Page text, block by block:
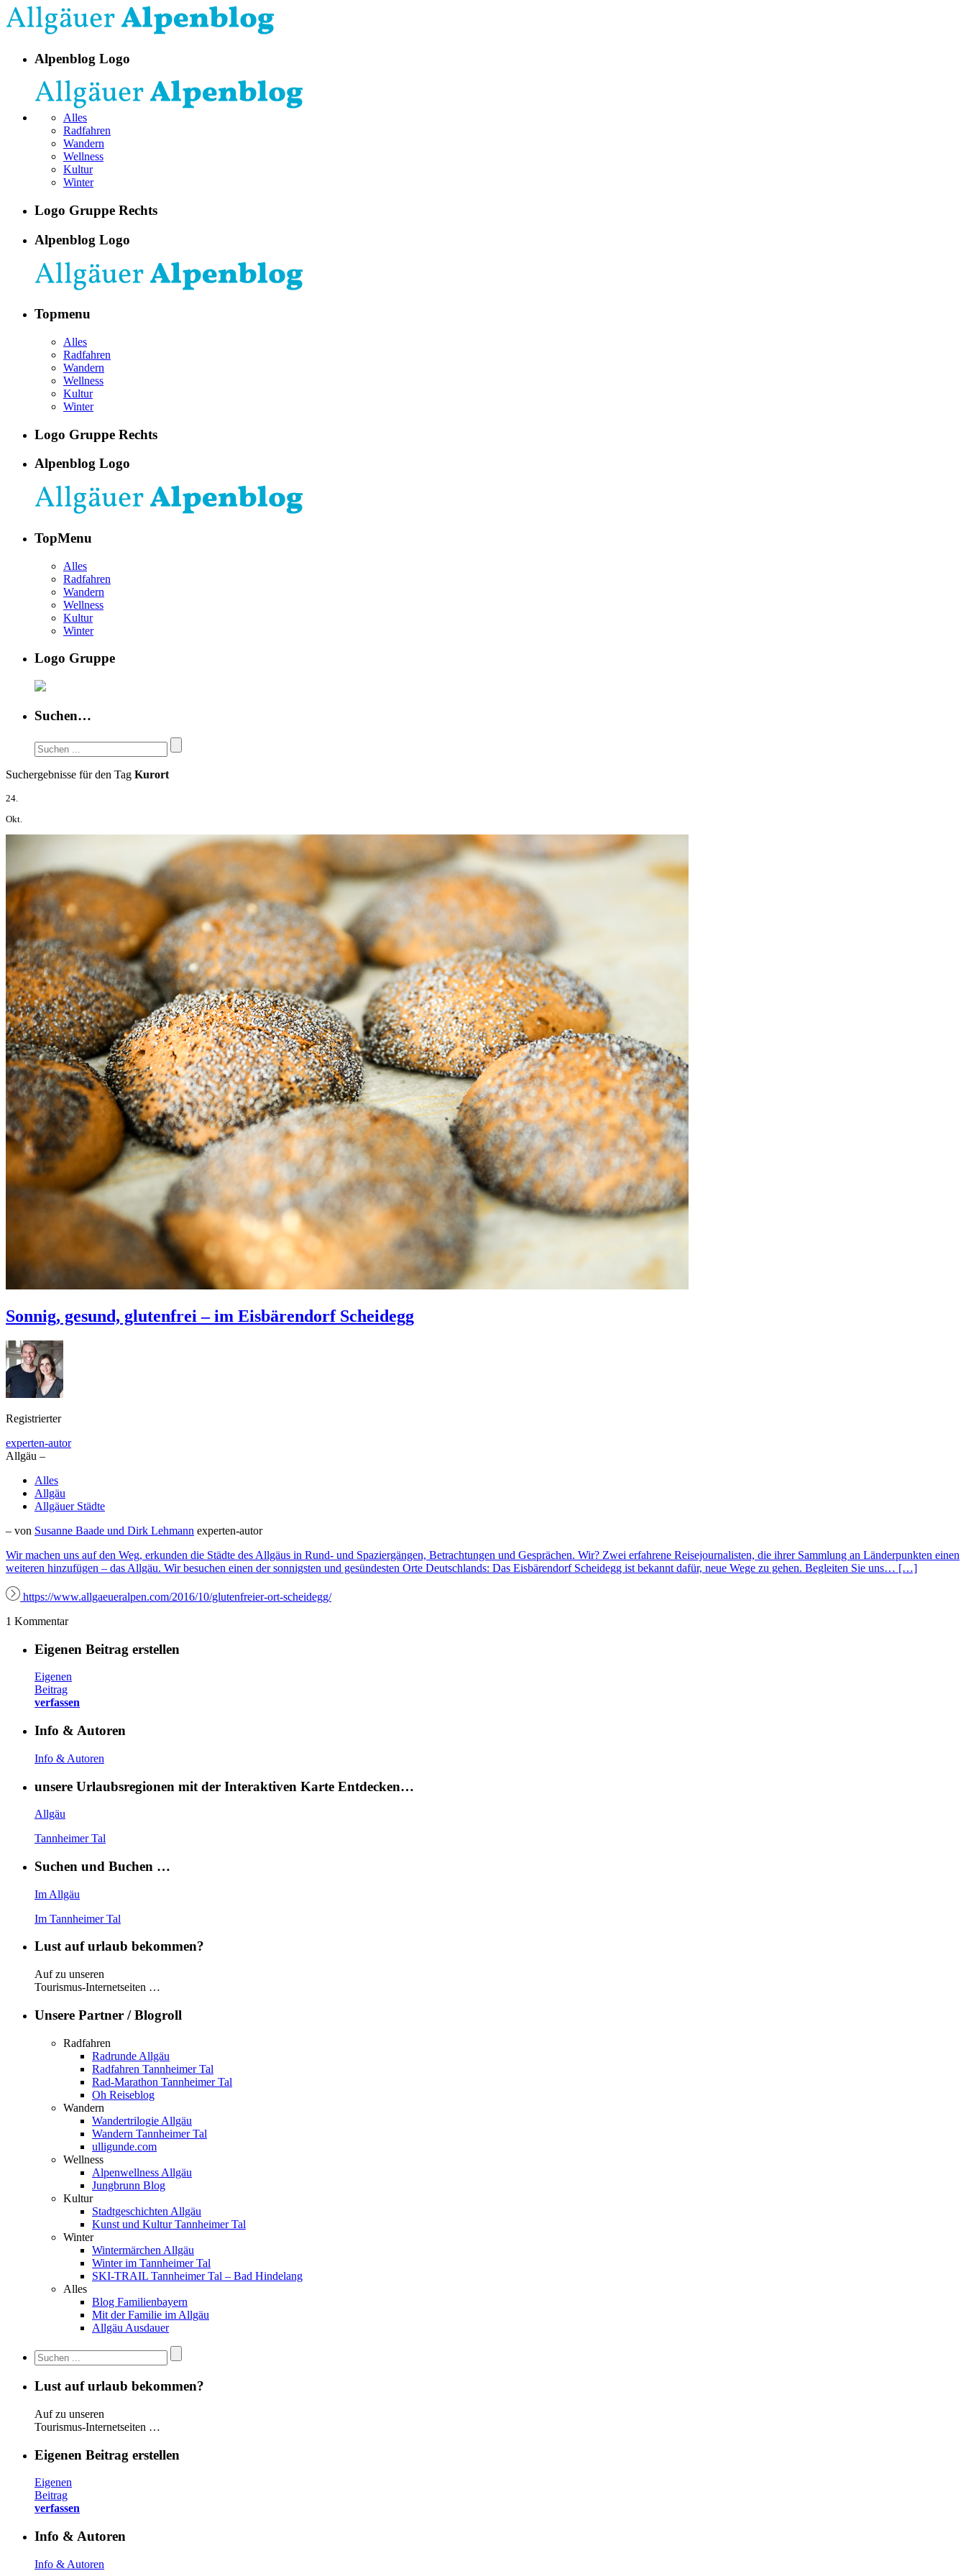
Alpenblog Logo
Alles
Radfahren
Wandern
Wellness
Kultur
Winter
Logo Gruppe Rechts
Alpenblog Logo
Topmenu
Alles
Radfahren
Wandern
Wellness
Kultur
Winter
Logo Gruppe Rechts
Alpenblog Logo
TopMenu
Alles
Radfahren
Wandern
Wellness
Kultur
Winter
Logo Gruppe
Suchen…
Suchergebnisse für den Tag Kurort
24.
Okt.
Sonnig, gesund, glutenfrei – im Eisbärendorf Scheidegg
Registrierter
experten-autor
Allgäu –
Alles
Allgäu
Allgäuer Städte
– von Susanne Baade und Dirk Lehmann experten-autor
Wir machen uns auf den Weg, erkunden die Städte des Allgäus in Rund- und Spaziergängen, Betrachtungen und Gesprächen. Wir? Zwei erfahrene Reisejournalisten, die ihrer Sammlung an Länderpunkten einen
weiteren hinzufügen – das Allgäu. Wir besuchen einen der sonnigsten und gesündesten Orte Deutschlands: Das Eisbärendorf Scheidegg ist bekannt dafür, neue Wege zu gehen. Begleiten Sie uns… […]
https://www.allgaeueralpen.com/2016/10/glutenfreier-ort-scheidegg/
1 Kommentar
Eigenen Beitrag erstellen
Eigenen
Beitrag
verfassen
Info & Autoren
Info & Autoren
unsere Urlaubsregionen mit der Interaktiven Karte Entdecken…
Allgäu
Tannheimer Tal
Suchen und Buchen …
Im Allgäu
Im Tannheimer Tal
Lust auf urlaub bekommen?
Auf zu unseren
Tourismus-Internetseiten …
Unsere Partner / Blogroll
Radfahren
Radrunde Allgäu
Radfahren Tannheimer Tal
Rad-Marathon Tannheimer Tal
Oh Reiseblog
Wandern
Wandertrilogie Allgäu
Wandern Tannheimer Tal
ulligunde.com
Wellness
Alpenwellness Allgäu
Jungbrunn Blog
Kultur
Stadtgeschichten Allgäu
Kunst und Kultur Tannheimer Tal
Winter
Wintermärchen Allgäu
Winter im Tannheimer Tal
SKI-TRAIL Tannheimer Tal – Bad Hindelang
Alles
Blog Familienbayern
Mit der Familie im Allgäu
Allgäu Ausdauer
Lust auf urlaub bekommen?
Auf zu unseren
Tourismus-Internetseiten …
Eigenen Beitrag erstellen
Eigenen
Beitrag
verfassen
Info & Autoren
Info & Autoren